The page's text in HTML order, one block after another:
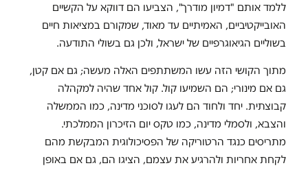
ללמד אותם "דמיון מודרך", הצביעו הם דווקא על הקשיים
האובייקטיביים, האמיתיים עד מאוד, שמקורם במציאות חיים
בשוליים הגיאוגרפיים של ישראל, ולכן גם בשולי התודעה.
מתוך הקושי הזה עשו המשתתפים האלה מעשה; גם אם קטן,
גם אם מינורי; הם השמיעו קול. קול אחד שהיה למקהלה
קבוצתית. יחד ולחוד הם לעגו לסוכני מדינה, כמו הממשלה
והצבא, ולסמלי מדינה, כמו טקס יום הזיכרון הממלכתי.
מתריסים כנגד הרטוריקה של הפסיכולוגית המבקשת מהם
לקחת אחריות ולהרגיע את עצמם, הציגו הם, גם אם באופן